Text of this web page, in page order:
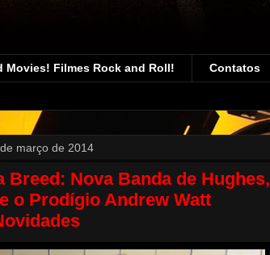
Movies! Filmes Rock and Roll! Contatos
março de 2014
Breed: Nova Banda de Hughes,
o Prodígio Andrew Watt